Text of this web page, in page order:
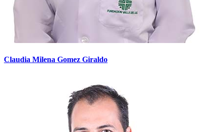
Claudia Milena Gomez Giraldo